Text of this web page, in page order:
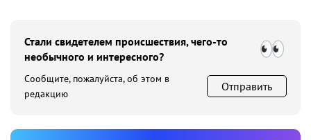
Стали свидетелем происшествия, чего-то
необычного и интересного?
Сообщите, пожалуйста, об этом в
редакцию
Отправить